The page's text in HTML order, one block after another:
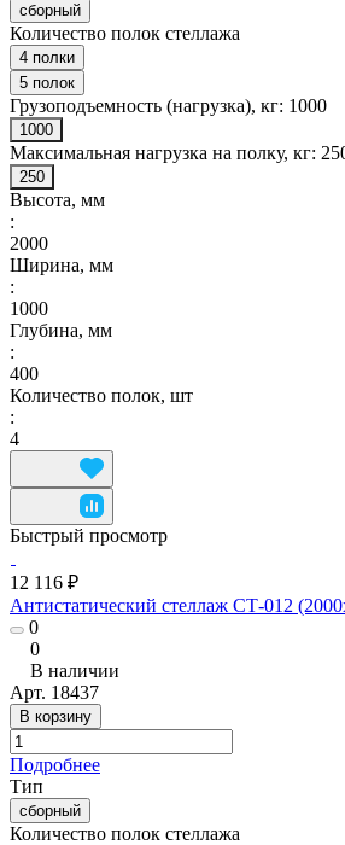
сборный
Количество полок стеллажа
4 полки
5 полок
Грузоподъемность (нагрузка), кг: 1000
1000
Максимальная нагрузка на полку, кг:
250
Высота, мм
:
2000
Ширина, мм
:
1000
Глубина, мм
:
400
Количество полок, шт
:
4
Быстрый просмотр
12 116 ₽
Антистатический стеллаж СТ-012
0
0
В наличии
Арт. 18437
В корзину
Подробнее
Тип
сборный
Количество полок стеллажа